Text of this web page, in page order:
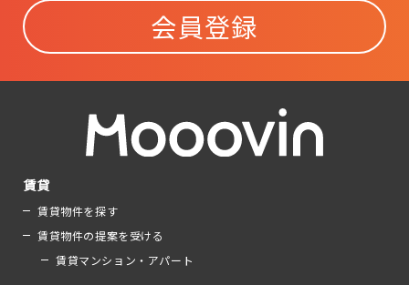
会員登録
賃貸
賃貸物件を探す
賃貸物件の提案を受ける
賃貸マンション・アパート